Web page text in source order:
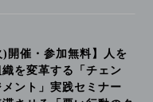
)開催・参加無料】人を
を変革する「チェン
ント」実践セミナー